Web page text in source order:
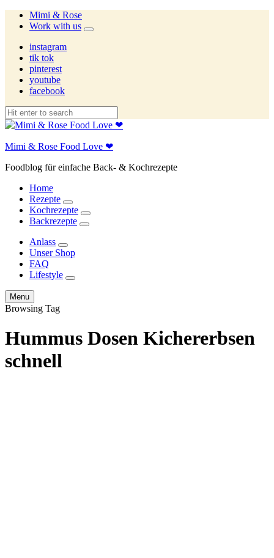
Mimi & Rose
Work with us
expand
instagram
tik tok
pinterest
youtube
facebook
Mimi & Rose Food Love ❤
Foodblog für einfache Back- & Kochrezepte
Home
Rezepte
expand
child
menu
Kochrezepte
expand
child
Backrezepte
expand
Anlass
expand
child
Unser Shop
FAQ
Lifestyle
expand
Search
Menu
Browsing Tag
Hummus Dosen Kichererbsen
schnell